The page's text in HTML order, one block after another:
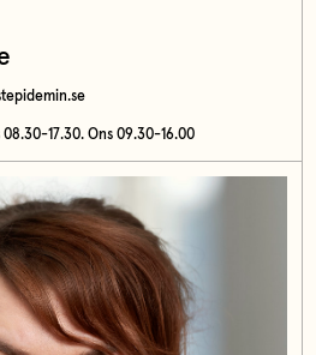
17.30. Ons 09.30-16.00